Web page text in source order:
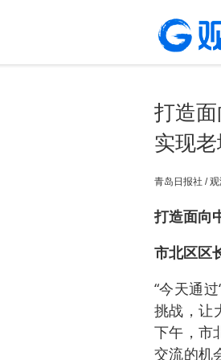
打造
实现
青岛日报社 / 观
打造面向
市北区区
“今天通
挑战，让
下午，市
交流的机